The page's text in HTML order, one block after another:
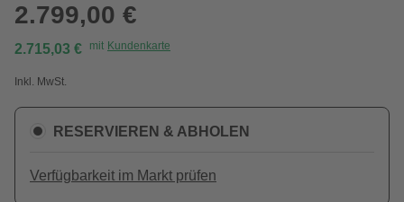
2.799,00 €
2.715,03 € mit Kundenkarte
Inkl. MwSt.
RESERVIEREN & ABHOLEN
Verfügbarkeit im Markt prüfen